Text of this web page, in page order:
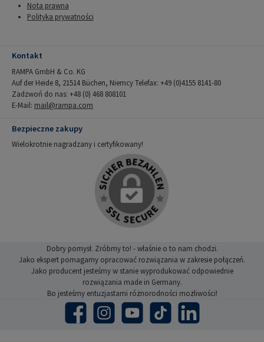
Nota prawna
Polityka prywatności
Kontakt
RAMPA GmbH & Co. KG
Auf der Heide 8, 21514 Büchen, Niemcy Telefax: +49 (0)4155 8141-80
Zadzwoń do nas: +48 (0) 468 808101
E-Mail: mail@rampa.com
Bezpieczne zakupy
Wielokrotnie nagradzany i certyfikowany!
Dobry pomysł. Zróbmy to! - właśnie o to nam chodzi.
Jako ekspert pomagamy opracować rozwiązania w zakresie połączeń.
Jako producent jesteśmy w stanie wyprodukować odpowiednie
rozwiązania made in Germany.
Bo jesteśmy entuzjastami różnorodności możliwości!
Facebook Instagram YouTube TikTok LinkedIn